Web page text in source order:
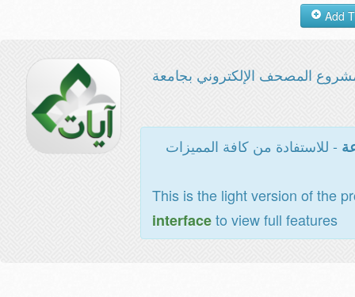
المصحف الإلكتروني بجامعة
- للاستفادة من كافة المميزات
This is the light version of the
interfaceto view full features